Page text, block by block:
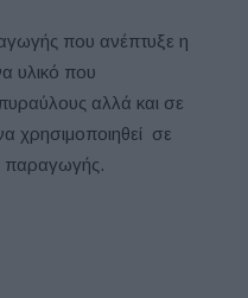
που ανέπτυξε η
υλικό που
αλλά και σε
χρησιμοποιηθεί σε
παραγωγής.